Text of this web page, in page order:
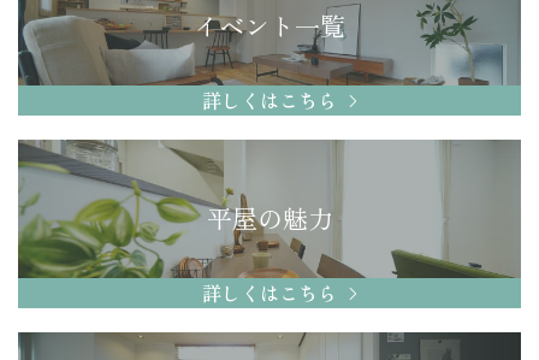
イベント一覧
詳しくはこちら
平屋の魅力
詳しくはこちら